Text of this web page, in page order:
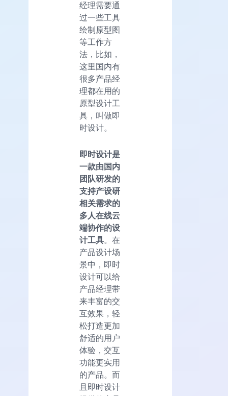
经理需要通
过一些工具
绘制原型图
等工作方
法，比如，
这里国内有
很多产品经
理都在用的
原型设计工
具，叫做即
时设计。
即时设计是
一款由国内
团队研发的
支持产设研
相关需求的
多人在线云
端协作的设
计工具。在
产品设计场
景中，即时
设计可以给
产品经理带
来丰富的交
互效果，轻
松打造更加
舒适的用户
体验，交互
功能更实用
的产品。而
且即时设计